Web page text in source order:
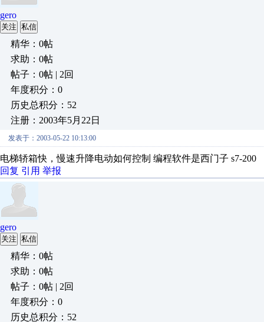
gero
关注 私信
精华：0帖
求助：0帖
帖子：0帖 | 2回
年度积分：0
历史总积分：52
注册：2003年5月22日
发表于：2003-05-22 10:13:00
电梯轿箱快，慢速升降电动如何控制 编程软件是西门子 s7-200
回复 引用 举报
gero
关注 私信
精华：0帖
求助：0帖
帖子：0帖 | 2回
年度积分：0
历史总积分：52